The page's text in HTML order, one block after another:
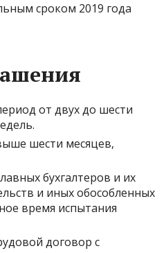
сроком 2019 года
от двух до шести
шести месяцев,
бухгалтеров и их
и иных обособленных
время испытания
договор с